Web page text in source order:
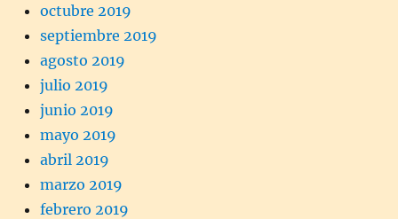
octubre 2019
septiembre 2019
agosto 2019
julio 2019
junio 2019
mayo 2019
abril 2019
marzo 2019
febrero 2019